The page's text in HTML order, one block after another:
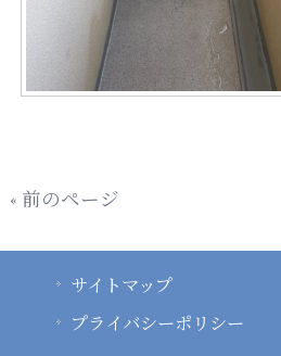
« 前のページ
サイトマップ
プライバシーポリシー